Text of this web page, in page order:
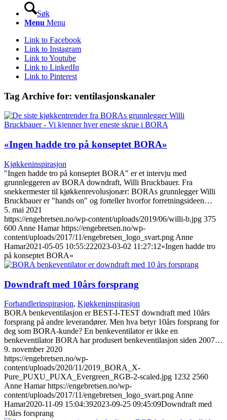
Søk
Menu Menu
Link to Facebook
Link to Instagram
Link to Youtube
Link to LinkedIn
Link to Pinterest
Tag Archive for: ventilasjonskanaler
«Ingen hadde tro på konseptet BORA»
Kjøkkeninspirasjon
"Ingen hadde tro på konseptet BORA" er et intervju med
grunnleggeren av BORA downdraft, Willi Bruckbauer. Fra
snekkermester til kjøkkenrevolusjonær: BORAs grunnlegger Willi
Bruckbauer er "hands on" og forteller hvorfor forretningsideen…
5. mai 2021
https://engebretsen.no/wp-content/uploads/2019/06/willi-b.jpg 375
600 Anne Hamar https://engebretsen.no/wp-
content/uploads/2017/11/engebretsen_logo_svart.png Anne
Hamar2021-05-05 10:55:222023-03-02 11:27:12«Ingen hadde tro
på konseptet BORA»
Downdraft med 10års forsprang
Forhandlerinspirasjon, Kjøkkeninspirasjon
BORA benkeventilasjon er BEST-I-TEST downdraft med 10års
forsprang på andre leverandører. Men hva betyr 10års forsprang for
deg som BORA-kunde? En benkeventilator er ikke en
benkeventilator BORA har produsert benkeventilasjon siden 2007…
9. november 2020
https://engebretsen.no/wp-
content/uploads/2020/11/2019_BORA_X-
Pure_PUXU_PUXA_Evergreen_RGB-2-scaled.jpg 1232 2560
Anne Hamar https://engebretsen.no/wp-
content/uploads/2017/11/engebretsen_logo_svart.png Anne
Hamar2020-11-09 15:04:392023-09-25 09:45:09Downdraft med
10års forsprang